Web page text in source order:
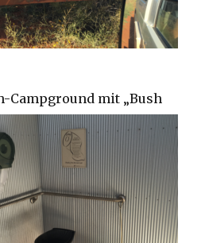
Campground mit „Bush